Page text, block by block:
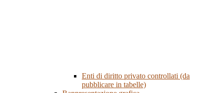
Enti di diritto privato controllati (da
pubblicare in tabelle)